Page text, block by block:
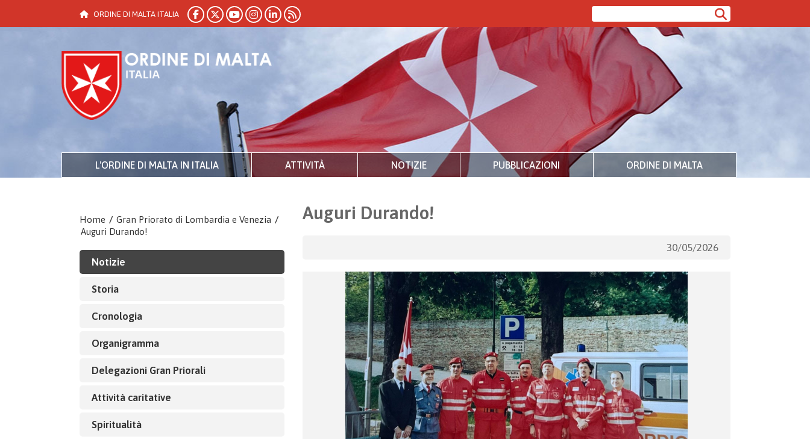
ORDINE DI MALTA ITALIA
L'ORDINE DI MALTA IN ITALIA ATTIVITÀ NOTIZIE PUBBLICAZIONI ORDINE DI MALTA
Home / Gran Priorato di Lombardia e Venezia /
Auguri Durando!
Notizie
Storia
Cronologia
Organigramma
Delegazioni Gran Priorali
Attività caritative
Spiritualità
Auguri Durando!
30/05/2026